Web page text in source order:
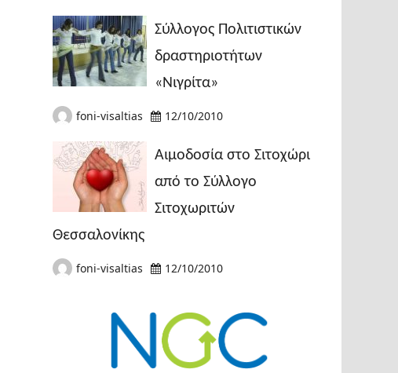
Σύλλογος Πολιτιστικών
δραστηριοτήτων
«Νιγρίτα»
foni-visaltias 12/10/2010
Αιμοδοσία στο Σιτοχώρι
από το Σύλλογο
Σιτοχωριτών
Θεσσαλονίκης
foni-visaltias 12/10/2010